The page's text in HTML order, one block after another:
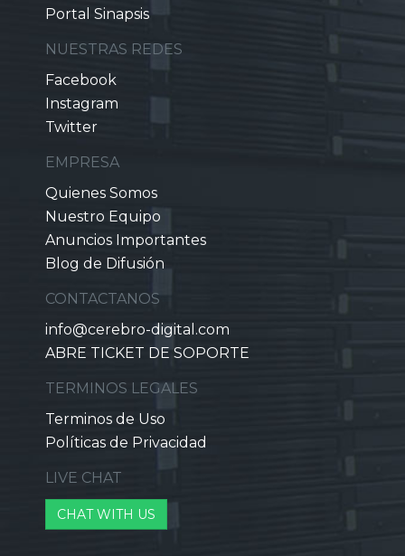
Portal Sinapsis
NUESTRAS REDES
Facebook
Instagram
Twitter
EMPRESA
Quienes Somos
Nuestro Equipo
Anuncios Importantes
Blog de Difusión
CONTACTANOS
info@cerebro-digital.com
ABRE TICKET DE SOPORTE
TERMINOS LEGALES
Terminos de Uso
Políticas de Privacidad
LIVE CHAT
CHAT WITH US